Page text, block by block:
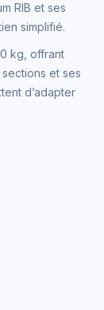
RIB et ses
simplifié.
kg, offrant
et ses
d’adapter